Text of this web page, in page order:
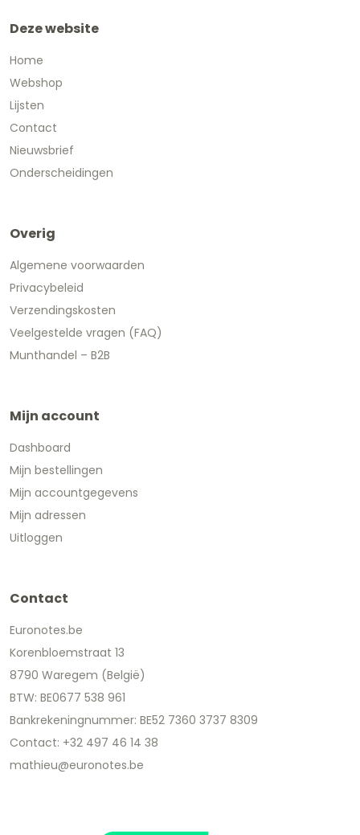
Deze website
Home
Webshop
Lijsten
Contact
Nieuwsbrief
Onderscheidingen
Overig
Algemene voorwaarden
Privacybeleid
Verzendingskosten
Veelgestelde vragen (FAQ)
Munthandel – B2B
Mijn account
Dashboard
Mijn bestellingen
Mijn accountgegevens
Mijn adressen
Uitloggen
Contact
Euronotes.be
Korenbloemstraat 13
8790 Waregem (België)
BTW: BE0677 538 961
Bankrekeningnummer: BE52 7360 3737 8309
Contact: +32 497 46 14 38
mathieu@euronotes.be